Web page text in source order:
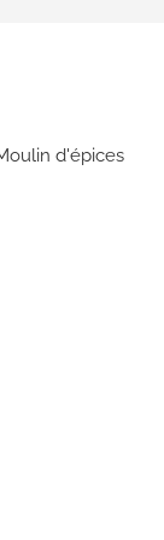
d'épices